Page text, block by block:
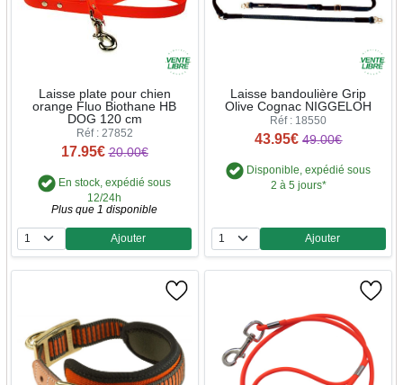
Laisse plate pour chien
orange Fluo Biothane HB
DOG 120 cm
Réf : 27852
17.95€ 20.00€
En stock, expédié sous
12/24h
Plus que 1 disponible
Quantité
Ajouter
Laisse bandoulière Grip
Olive Cognac NIGGELOH
Réf : 18550
43.95€ 49.00€
Disponible, expédié sous
2 à 5 jours*
Quantité
Ajouter